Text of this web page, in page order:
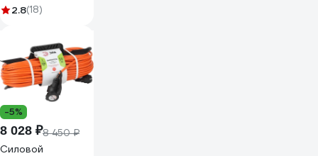
INGCO ABH60501
2.8(18)
-5%
8 028 ₽8 450 ₽
Силовой